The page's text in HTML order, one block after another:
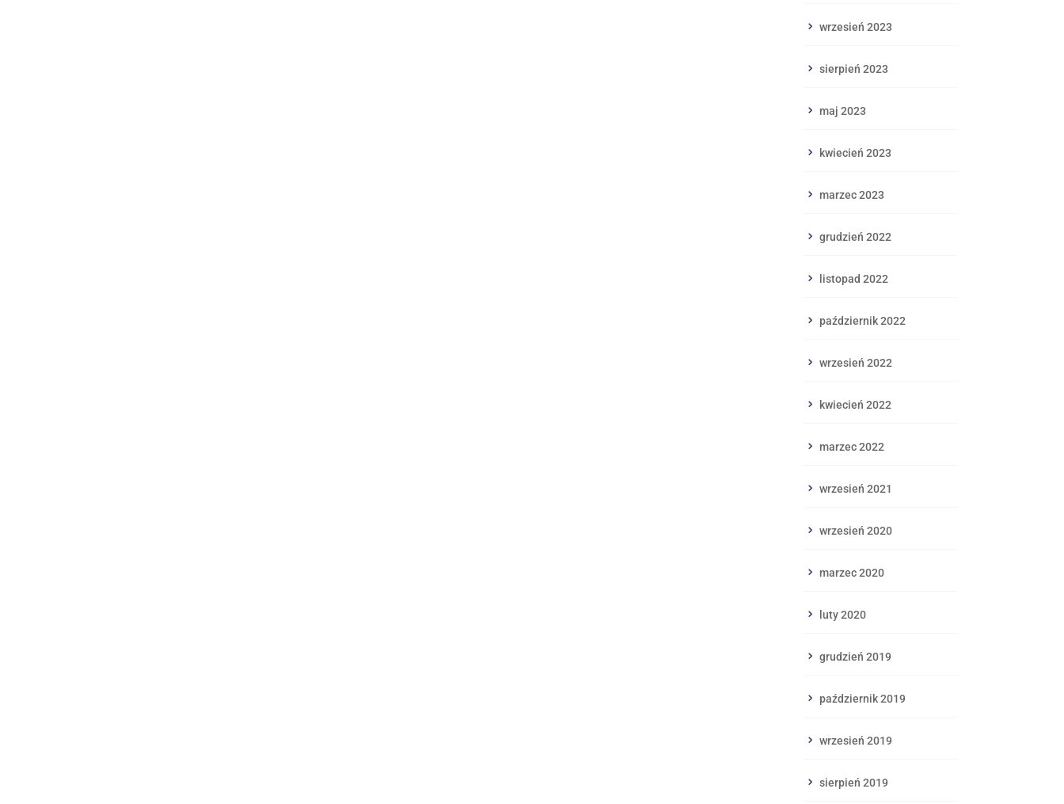
wrzesień 2023
sierpień 2023
maj 2023
kwiecień 2023
marzec 2023
grudzień 2022
listopad 2022
październik 2022
wrzesień 2022
kwiecień 2022
marzec 2022
wrzesień 2021
wrzesień 2020
marzec 2020
luty 2020
grudzień 2019
październik 2019
wrzesień 2019
sierpień 2019